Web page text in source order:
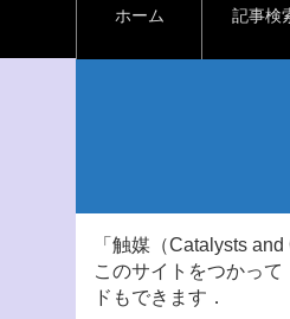
ホーム 記事検
「触媒（Catalysts
このサイトをつかっ
ドもできます．